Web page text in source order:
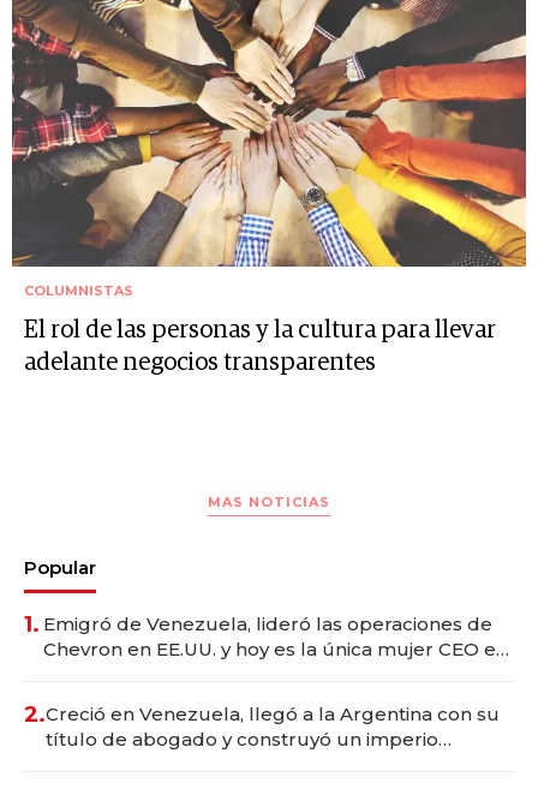
COLUMNISTAS
El rol de las personas y la cultura para llevar
adelante negocios transparentes
MAS NOTICIAS
Popular
1. Emigró de Venezuela, lideró las operaciones de
Chevron en EE.UU. y hoy es la única mujer CEO en
2.Creció en Venezuela, llegó a la Argentina con su
título de abogado y construyó un imperio